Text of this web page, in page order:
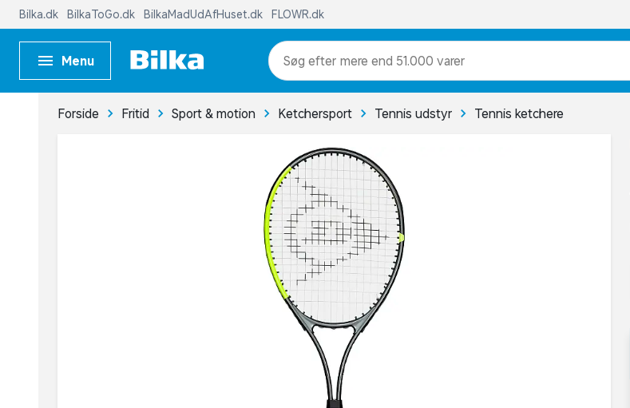
Bilka.dk BilkaToGo.dk BilkaMadUdAfHuset.dk FLOWR.dk
Menu mere end 51.000 varer
Forside Fritid Sport & motion Ketchersport Tennis udstyr Tennis ketchere